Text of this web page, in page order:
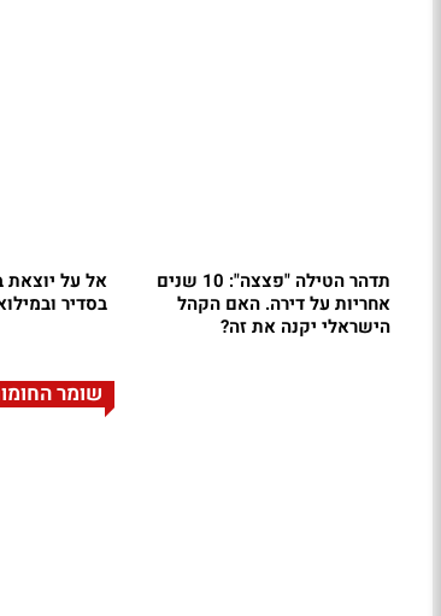
תדהר הטילה "פצצה": 10 שנים
אחריות על דירה. האם הקהל
הישראלי יקנה את זה?
אל על יוצאת
בסדיר
שומר